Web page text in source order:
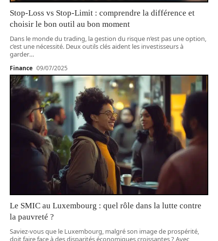
Stop-Loss vs Stop-Limit : comprendre la différence et
choisir le bon outil au bon moment
Dans le monde du trading, la gestion du risque n’est pas une option,
c’est une nécessité. Deux outils clés aident les investisseurs à
garder…
Finance 09/07/2025
Le SMIC au Luxembourg : quel rôle dans la lutte contre
la pauvreté ?
Saviez-vous que le Luxembourg, malgré son image de prospérité,
doit faire face à des disparités économiques croissantes ? Avec